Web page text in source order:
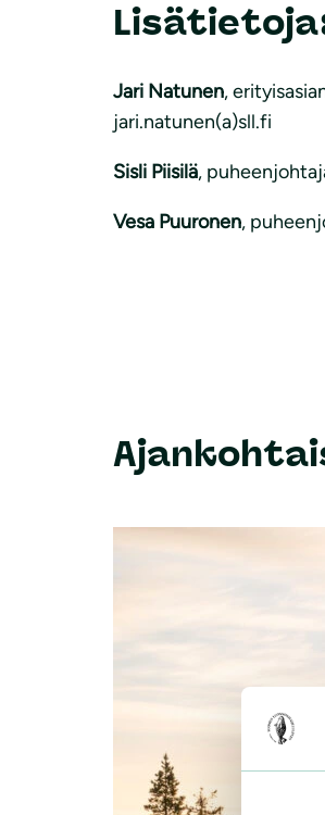
Jari Natunen,
jari.natunen(a)sll.fi
Sisli Piisilä,
Vesa Puuronen,